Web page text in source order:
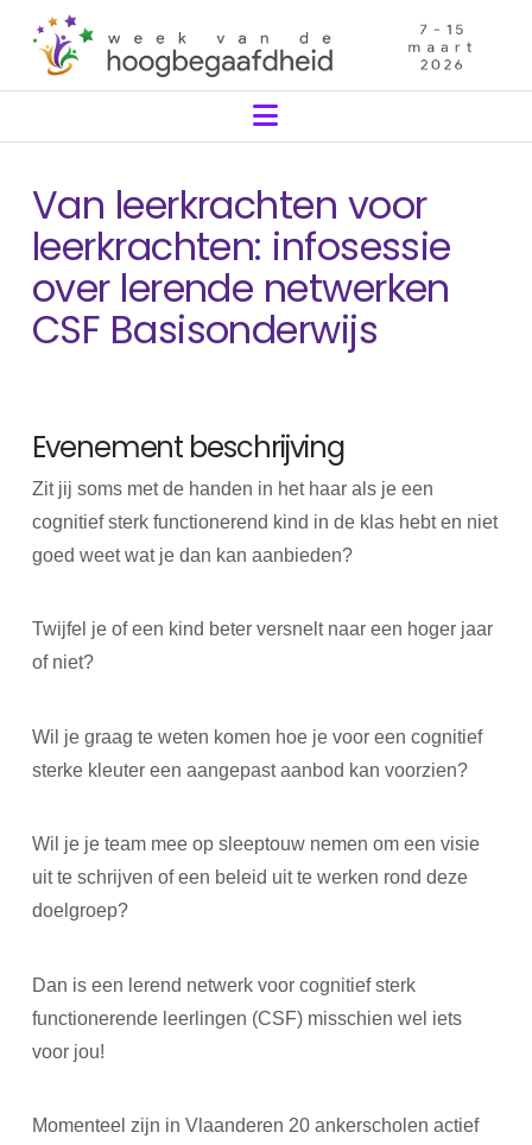
Navigation
Van leerkrachten voor
leerkrachten: infosessie
over lerende netwerken
CSF Basisonderwijs
Evenement beschrijving
Zit jij soms met de handen in het haar als je een
cognitief sterk functionerend kind in de klas hebt en niet
goed weet wat je dan kan aanbieden?
Twijfel je of een kind beter versnelt naar een hoger jaar
of niet?
Wil je graag te weten komen hoe je voor een cognitief
sterke kleuter een aangepast aanbod kan voorzien?
Wil je je team mee op sleeptouw nemen om een visie
uit te schrijven of een beleid uit te werken rond deze
doelgroep?
Dan is een lerend netwerk voor cognitief sterk
functionerende leerlingen (CSF) misschien wel iets
voor jou!
Momenteel zijn in Vlaanderen 20 ankerscholen actief